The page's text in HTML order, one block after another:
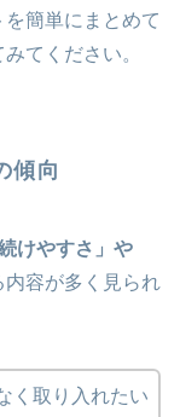
簡単にまとめて
てください。
傾向
続けやすさ」や
容が多く見られ
く取り入れたい